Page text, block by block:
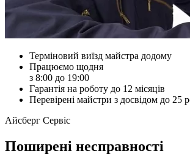
Терміновий виїзд майстра додому
Працюємо щодня
з 8:00 до 19:00
Гарантія на роботу до 12 місяців
Перевірені майстри з досвідом до 25
Айсберг Сервіс
Поширені несправності